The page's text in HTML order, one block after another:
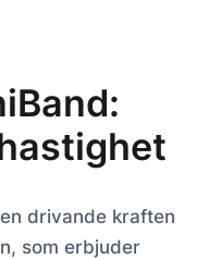
drivande kraften
som erbjuder